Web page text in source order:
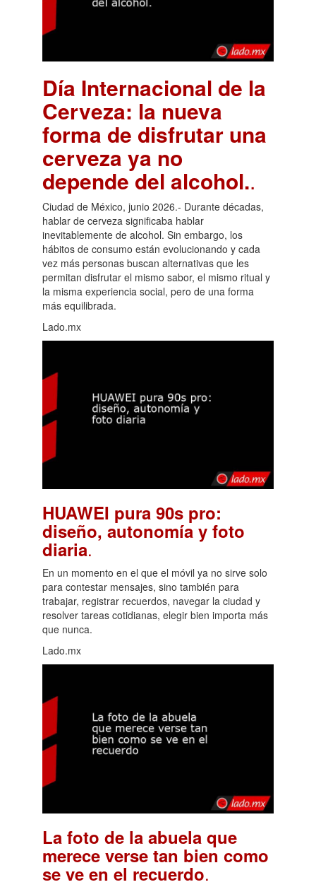
Día Internacional de la
Cerveza: la nueva
forma de disfrutar una
cerveza ya no
depende del alcohol..
Ciudad de México, junio 2026.- Durante décadas,
hablar de cerveza significaba hablar
inevitablemente de alcohol. Sin embargo, los
hábitos de consumo están evolucionando y cada
vez más personas buscan alternativas que les
permitan disfrutar el mismo sabor, el mismo ritual y
la misma experiencia social, pero de una forma
más equilibrada.
Lado.mx
HUAWEI pura 90s pro:
diseño, autonomía y foto
diaria.
En un momento en el que el móvil ya no sirve solo
para contestar mensajes, sino también para
trabajar, registrar recuerdos, navegar la ciudad y
resolver tareas cotidianas, elegir bien importa más
que nunca.
Lado.mx
La foto de la abuela que
merece verse tan bien como
se ve en el recuerdo.